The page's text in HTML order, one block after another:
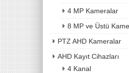
4 MP Kameralar
8 MP ve Üstü
PTZ AHD Kameralar
AHD Kayıt Cihazları
4 Kanal